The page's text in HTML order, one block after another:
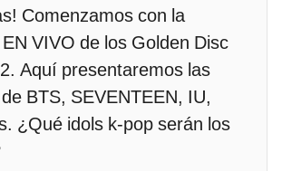
Comenzamos con la
VIVO de los Golden Disc
Aquí presentaremos las
BTS, SEVENTEEN, IU,
¿Qué idols k-pop serán los